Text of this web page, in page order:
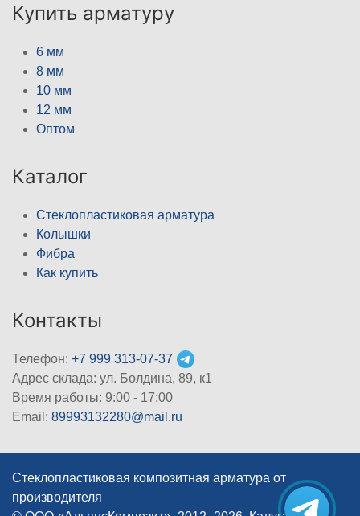
Купить арматуру
6 мм
8 мм
10 мм
12 мм
Оптом
Каталог
Стеклопластиковая арматура
Колышки
Фибра
Как купить
Контакты
Телефон: +7 999 313-07-37
Адрес склада: ул. Болдина, 89, к1
Время работы: 9:00 - 17:00
Email: 89993132280@mail.ru
Стеклопластиковая композитная арматура от
производителя